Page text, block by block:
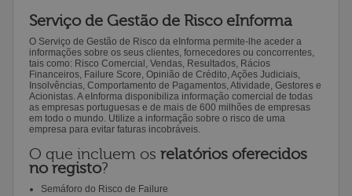
Serviço de Gestão de Risco eInforma
O Serviço de Gestão de Risco da eInforma permite-lhe aceder a
informações sobre os seus clientes, fornecedores ou concorrentes,
tais como: Risco Comercial, Vendas, Resultados, Rácios
Financeiros, Failure Score, Opinião de Crédito, Ações Judiciais,
Insolvências, Comportamento de Pagamentos, Atividade, Gestores e
Acionistas. A eInforma disponibiliza informação comercial de todas
as empresas portuguesas e de mais de 600 milhões de empresas
em todo o mundo. Utilize a informação sobre o risco de uma
empresa para evitar faturas incobráveis.
O que incluem os relatórios oferecidos
no registo?
Semáforo do Risco de Failure